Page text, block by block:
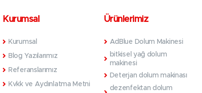
Kurumsal
Kurumsal
Blog Yazılarımız
Referanslarımız
Kvkk ve Aydınlatma Metni
Ürünlerimiz
AdBlue Dolum Makinesi
bitkisel yağ dolum
makinesi
Deterjan dolum makinası
dezenfektan dolum